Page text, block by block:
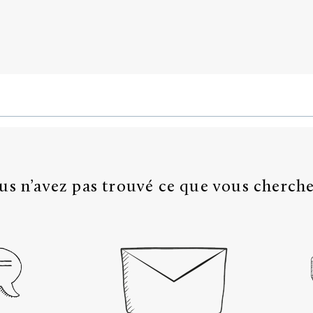
n’avez pas trouvé ce que vous